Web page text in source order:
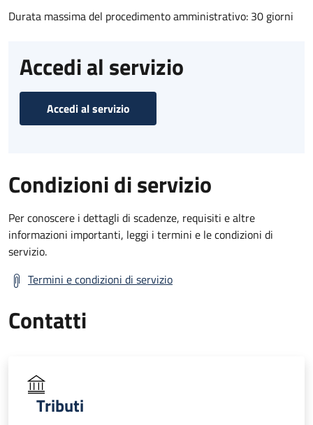
Durata massima del procedimento amministrativo: 30 giorni
Accedi al servizio
Accedi al servizio
Condizioni di servizio
Per conoscere i dettagli di scadenze, requisiti e altre
informazioni importanti, leggi i termini e le condizioni di
servizio.
Termini e condizioni di servizio
Contatti
Tributi